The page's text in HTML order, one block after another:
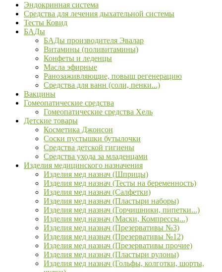
Эндокринная система
Средства для лечения дыхательной системы
Тесты Ковид
БАДы
БАДы производителя Эвалар
Витамины (поливитамины)
Конфеты и леденцы
Масла эфирные
Ранозаживляющие, повыш регенерацию
Средства для ванн (соли, пенки...)
Вакцины
Гомеопатические средства
Гомеопатические средства Хель
Детские товары
Косметика Джонсон
Соски пустышки бутылочки
Средства детской гигиены
Средства ухода за младенцами
Изделия медицинского назначения
Изделия мед назнач (Шприцы)
Изделия мед назнач (Тесты на беременность)
Изделия мед назнач (Салфетки)
Изделия мед назнач (Пластыри наборы)
Изделия мед назнач (Горчишники, пипетки...)
Изделия мед назнач (Маски, Компрессы...)
Изделия мед назнач (Презервативы №3)
Изделия мед назнач (Презервативы №12)
Изделия мед назнач (Презервативы прочие)
Изделия мед назнач (Пластыри рулоны)
Изделия мед назнач (Гольфы, колготки, шорты,